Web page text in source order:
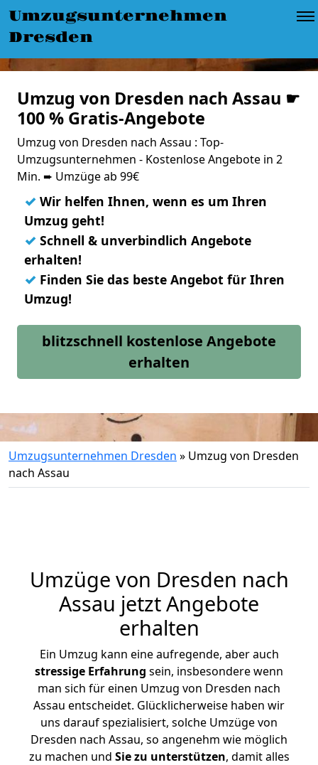
Umzugsunternehmen
Dresden
Umzug von Dresden nach Assau ☛
100 % Gratis-Angebote
Umzug von Dresden nach Assau : Top-
Umzugsunternehmen - Kostenlose Angebote in 2
Min. ➨ Umzüge ab 99€
✓ Wir helfen Ihnen, wenn es um Ihren
Umzug geht!
✓ Schnell & unverbindlich Angebote
erhalten!
✓ Finden Sie das beste Angebot für Ihren
Umzug!
blitzschnell kostenlose Angebote
erhalten
Umzugsunternehmen Dresden » Umzug von Dresden
nach Assau
Umzüge von Dresden nach
Assau jetzt Angebote
erhalten
Ein Umzug kann eine aufregende, aber auch
stressige Erfahrung sein, insbesondere wenn
man sich für einen Umzug von Dresden nach
Assau entscheidet. Glücklicherweise haben wir
uns darauf spezialisiert, solche Umzüge von
Dresden nach Assau, so angenehm wie möglich
zu machen und Sie zu unterstützen, damit alles